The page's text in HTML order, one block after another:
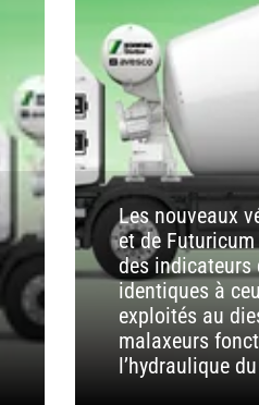
Les nouveaux
et de
des indicateurs
identiques à
exploités au
malaxeurs
l’hydraulique